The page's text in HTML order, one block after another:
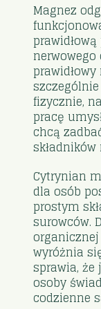
Magnez
fizycznie,
pracę
chcą
Cytrynian
dla osób
prostym
surowców.
wyróżnia
sprawia,
osoby
codzienne